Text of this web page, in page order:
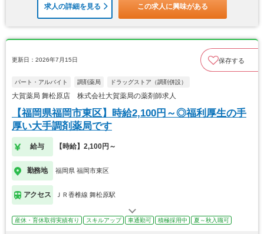
求人の詳細を見る この求人に興味がある
更新日：2026年7月15日 保存する
パート・アルバイト 調剤薬局 ドラッグストア（調剤併設）
大賀薬局 舞松原店 株式会社大賀薬局の薬剤師求人
【福岡県福岡市東区】時給2,100円～◎福利厚生の手
厚い大手調剤薬局です
給与 【時給】2,100円～
勤務地 福岡県 福岡市東区
アクセス ＪＲ香椎線 舞松原駅
産休・育休取得実績有り スキルアップ 車通勤可 積極採用中 夏～秋入職可